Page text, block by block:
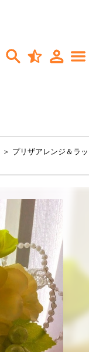
＞ プリザアレンジ＆ラッ